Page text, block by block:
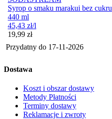
Syrop o smaku marakui bez cukru
440 ml
45,43 zł/l
Cena
19,99 zł
Przydatny do 17-11-2026
Dostawa
Koszt i obszar dostawy
Metody Płatności
Terminy dostawy
Reklamacje i zwroty